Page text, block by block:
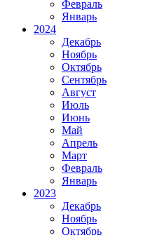
Февраль
Январь
2024
Декабрь
Ноябрь
Октябрь
Сентябрь
Август
Июль
Июнь
Май
Апрель
Март
Февраль
Январь
2023
Декабрь
Ноябрь
Октябрь